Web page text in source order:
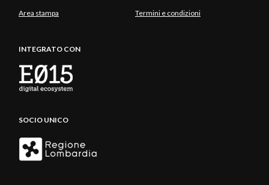
Area stampa Termini e condizioni
INTEGRATO CON
SOCIO UNICO